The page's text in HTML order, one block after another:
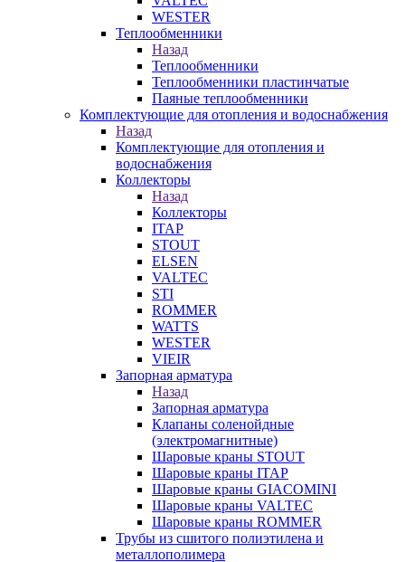
WESTER
Теплообменники
Назад
Теплообменники
Теплообменники пластинчатые
Паяные теплообменники
Комплектующие для отопления и водоснабжения
Назад
Комплектующие для отопления и
водоснабжения
Коллекторы
Назад
Коллекторы
ITAP
STOUT
ELSEN
VALTEC
STI
ROMMER
WATTS
WESTER
VIEIR
Запорная арматура
Назад
Запорная арматура
Клапаны соленойдные
(электромагнитные)
Шаровые краны STOUT
Шаровые краны ITAP
Шаровые краны GIACOMINI
Шаровые краны VALTEC
Шаровые краны ROMMER
Трубы из сшитого полиэтилена и
металлополимера